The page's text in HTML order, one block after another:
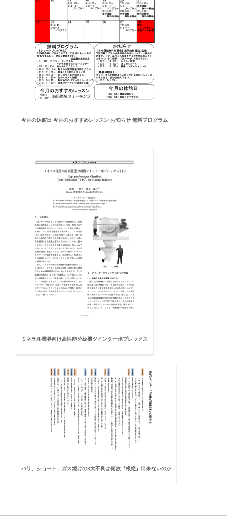
今月の休館日 今月のおすすめレッスン お知らせ 無料プログラム
ミネラル業界向け高性能分級機ツインターボプレックス
バリ、ショート、ガス焼けの3大不良は何故『根絶』出来ないのか